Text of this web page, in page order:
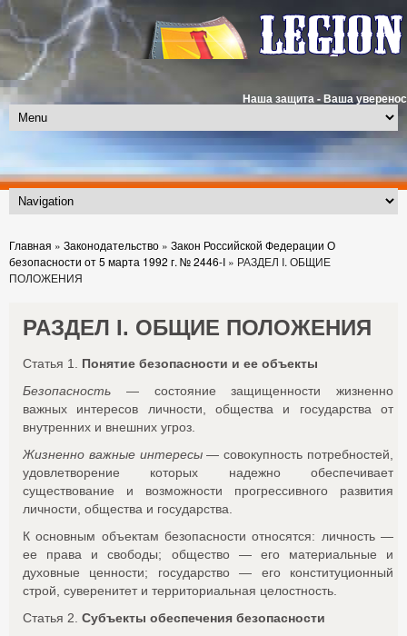
Наша защита - Ваша
Главная » Законодательство » Закон Российской Федерации О
безопасности от 5 марта 1992 г. № 2446-I » РАЗДЕЛ I. ОБЩИЕ
ПОЛОЖЕНИЯ
РАЗДЕЛ I. ОБЩИЕ ПОЛОЖЕНИЯ
Статья 1. Понятие безопасности и ее объекты
Безопасность — состояние защищенности жизненно
важных интересов личности, общества и государства от
внутренних и внешних угроз.
Жизненно важные интересы— совокупность потребностей,
удовлетворение которых надежно обеспечивает
существование и возможности прогрессивного развития
личности, общества и государства.
К основным объектам безопасности относятся: личность —
ее права и свободы; общество — его материальные и
духовные ценности; государство — его конституционный
строй, суверенитет и территориальная целостность.
Статья 2. Субъекты обеспечения безопасности